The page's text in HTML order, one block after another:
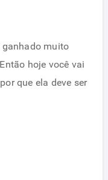
muito
hoje você vai
que ela deve ser